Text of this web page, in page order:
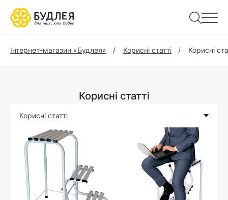
Інтернет-магазин «Будлея» Корисні статті Корисні
Корисні статті
Корисні статті